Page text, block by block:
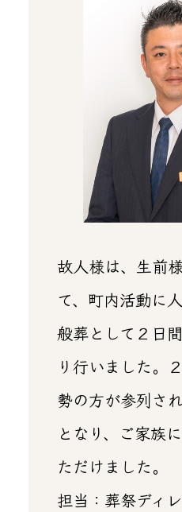
故人様は、生前
て、町内活動に
般葬として２日
り行いました。
勢の方が参列さ
となり、ご家族
ただけました。
担当：葬祭ディ